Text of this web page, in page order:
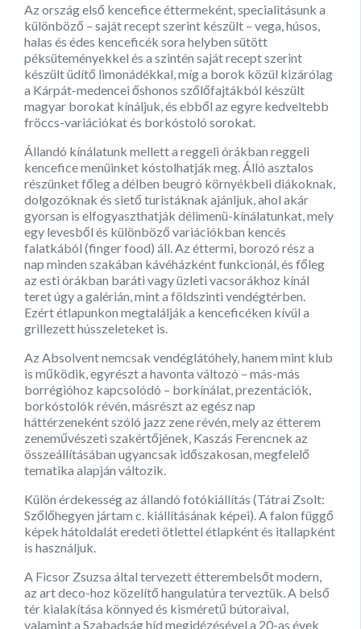
Az ország első kencefice éttermeként, specialitásunk a
különböző – saját recept szerint készült – vega, húsos,
halas és édes kenceficék sora helyben sütött
péksüteményekkel és a szintén saját recept szerint
készült üdítő limonádékkal, míg a borok közül kizárólag
a Kárpát-medencei őshonos szőlőfajtákból készült
magyar borokat kínáljuk, és ebből az egyre kedveltebb
fröccs-variációkat és borkóstoló sorokat.
Állandó kínálatunk mellett a reggeli órákban reggeli
kencefice menüinket kóstolhatják meg. Álló asztalos
részünket főleg a délben beugró környékbeli diákoknak,
dolgozóknak és siető turistáknak ajánljuk, ahol akár
gyorsan is elfogyaszthatják délimenü-kínálatunkat, mely
egy levesből és különböző variációkban kencés
falatkából (finger food) áll. Az éttermi, borozó rész a
nap minden szakában kávéházként funkcionál, és főleg
az esti órákban baráti vagy üzleti vacsorákhoz kínál
teret úgy a galérián, mint a földszinti vendégtérben.
Ezért étlapunkon megtalálják a kenceficéken kívül a
grillezett hússzeleteket is.
Az Absolvent nemcsak vendéglátóhely, hanem mint klub
is működik, egyrészt a havonta változó – más-más
borrégióhoz kapcsolódó – borkínálat, prezentációk,
borkóstolók révén, másrészt az egész nap
háttérzeneként szóló jazz zene révén, mely az étterem
zeneművészeti szakértőjének, Kaszás Ferencnek az
összeállításában ugyancsak időszakosan, megfelelő
tematika alapján változik.
Külön érdekesség az állandó fotókiállítás (Tátrai Zsolt:
Szőlőhegyen jártam c. kiállításának képei). A falon függő
képek hátoldalát eredeti ötlettel étlapként és itallapként
is használjuk.
A Ficsor Zsuzsa által tervezett étterembelsőt modern,
az art deco-hoz közelítő hangulatúra terveztük. A belső
tér kialakítása könnyed és kisméretű bútoraival,
valamint a Szabadság híd megidézésével a 20-as évek